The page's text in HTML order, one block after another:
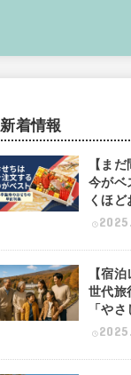
新着情報
【ま
今がベ
くほ
【宿
世代旅
「や